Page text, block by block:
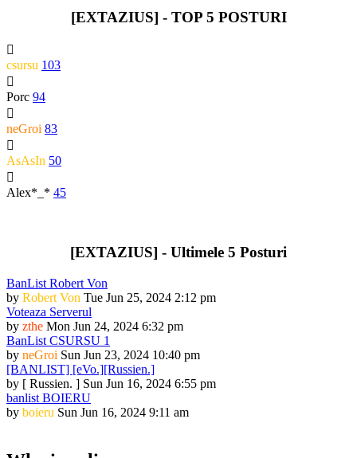
[EXTAZIUS] - TOP 5 POSTURI
csursu 103
Porc 94
neGroi 83
AsAsIn 50
Alex*_* 45
[EXTAZIUS] - Ultimele 5 Posturi
BanList Robert Von
by Robert Von Tue Jun 25, 2024 2:12 pm
Voteaza Serverul
by zthe Mon Jun 24, 2024 6:32 pm
BanList CSURSU 1
by neGroi Sun Jun 23, 2024 10:40 pm
[BANLIST] [eVo.][Russien.]
by [ Russien. ] Sun Jun 16, 2024 6:55 pm
banlist BOIERU
by boieru Sun Jun 16, 2024 9:11 am